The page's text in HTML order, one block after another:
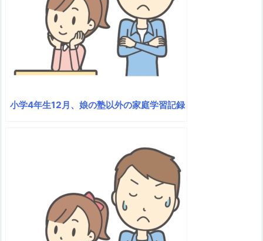
小学4年生12月、娘の塾以外の家庭学習記録